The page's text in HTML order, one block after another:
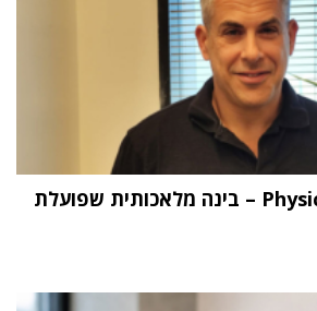
"העתיד הוא Physical AI – בינה מלאכותית שפועלת